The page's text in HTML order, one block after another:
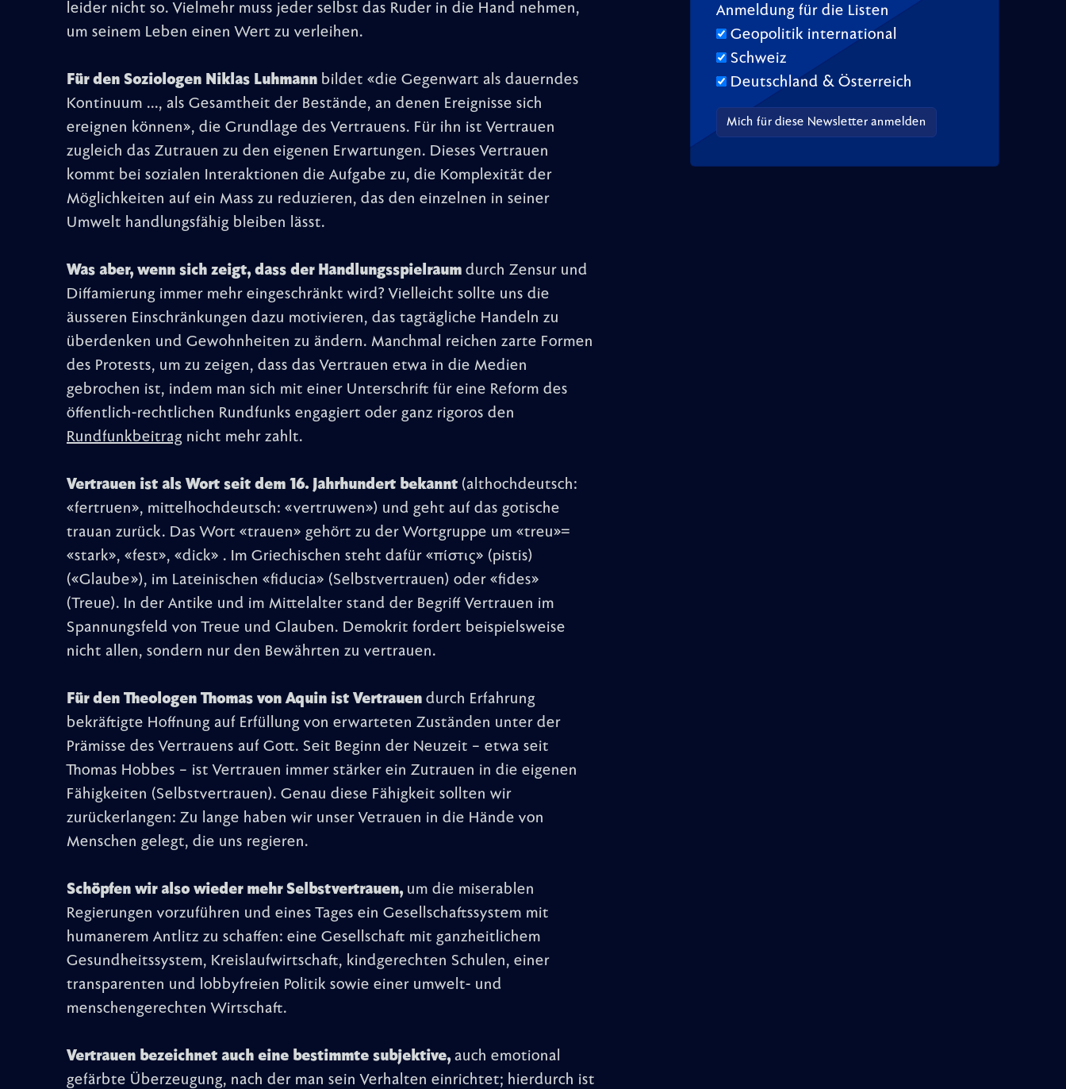
leider nicht so. Vielmehr muss jeder selbst das Ruder in die Hand nehmen,
um seinem Leben einen Wert zu verleihen.
Für den Soziologen Niklas Luhmann bildet «die Gegenwart als dauerndes
Kontinuum ..., als Gesamtheit der Bestände, an denen Ereignisse sich
ereignen können», die Grundlage des Vertrauens. Für ihn ist Vertrauen
zugleich das Zutrauen zu den eigenen Erwartungen. Dieses Vertrauen
kommt bei sozialen Interaktionen die Aufgabe zu, die Komplexität der
Möglichkeiten auf ein Mass zu reduzieren, das den einzelnen in seiner
Umwelt handlungsfähig bleiben lässt.
Was aber, wenn sich zeigt, dass der Handlungsspielraum durch Zensur und
Diffamierung immer mehr eingeschränkt wird? Vielleicht sollte uns die
äusseren Einschränkungen dazu motivieren, das tagtägliche Handeln zu
überdenken und Gewohnheiten zu ändern. Manchmal reichen zarte Formen
des Protests, um zu zeigen, dass das Vertrauen etwa in die Medien
gebrochen ist, indem man sich mit einer Unterschrift für eine Reform des
öffentlich-rechtlichen Rundfunks engagiert oder ganz rigoros den
Rundfunkbeitrag nicht mehr zahlt.
Vertrauen ist als Wort seit dem 16. Jahrhundert bekannt (althochdeutsch:
«fertruen», mittelhochdeutsch: «vertruwen») und geht auf das gotische
trauan zurück. Das Wort «trauen» gehört zu der Wortgruppe um «treu»=
«stark», «fest», «dick» . Im Griechischen steht dafür «πίστις» (pistis)
(«Glaube»), im Lateinischen «fiducia» (Selbstvertrauen) oder «fides»
(Treue). In der Antike und im Mittelalter stand der Begriff Vertrauen im
Spannungsfeld von Treue und Glauben. Demokrit fordert beispielsweise
nicht allen, sondern nur den Bewährten zu vertrauen.
Für den Theologen Thomas von Aquin ist Vertrauen durch Erfahrung
bekräftigte Hoffnung auf Erfüllung von erwarteten Zuständen unter der
Prämisse des Vertrauens auf Gott. Seit Beginn der Neuzeit – etwa seit
Thomas Hobbes – ist Vertrauen immer stärker ein Zutrauen in die eigenen
Fähigkeiten (Selbstvertrauen). Genau diese Fähigkeit sollten wir
zurückerlangen: Zu lange haben wir unser Vetrauen in die Hände von
Menschen gelegt, die uns regieren.
Schöpfen wir also wieder mehr Selbstvertrauen,um die miserablen
Regierungen vorzuführen und eines Tages ein Gesellschaftssystem mit
humanerem Antlitz zu schaffen: eine Gesellschaft mit ganzheitlichem
Gesundheitssystem, Kreislaufwirtschaft, kindgerechten Schulen, einer
transparenten und lobbyfreien Politik sowie einer umwelt- und
menschengerechten Wirtschaft.
Vertrauen bezeichnet auch eine bestimmte subjektive,auch emotional
gefärbte Überzeugung, nach der man sein Verhalten einrichtet; hierdurch ist
Anmeldung für die Listen
Geopolitik international
Schweiz
Deutschland & Österreich